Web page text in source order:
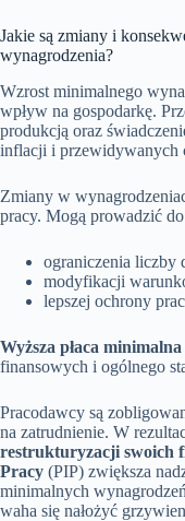
Jakie są zmiany i
wynagrodzenia?
Wzrost minimalnego
wpływ na gospodarkę.
produkcją oraz
inflacji i przewidywanych
Zmiany w
pracy. Mogą prowadzić
ograniczenia liczby
modyfikacji
lepszej ochrony
Wyższa płaca minimalna
finansowych i ogólnego
Pracodawcy są
na zatrudnienie. W
restrukturyzacji swoich
Pracy (PIP) zwiększa
minimalnych
waha się nałożyć